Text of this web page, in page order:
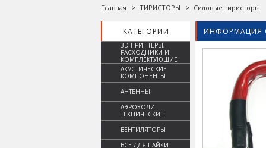
Главная > ТИРИСТОРЫ > Силовые тиристоры
КАТЕГОРИИ ИНФОРМАЦИЯ
3D ПРИНТЕРЫ,
РАСХОДНИКИ И
КОМПЛЕКТУЮЩИЕ
АКУСТИЧЕСКИЕ
КОМПОНЕНТЫ
АНТЕННЫ
АЭРОЗОЛИ
ТЕХНИЧЕСКИЕ
ВЕНТИЛЯТОРЫ
ВСЕ ДЛЯ ПАЙКИ: